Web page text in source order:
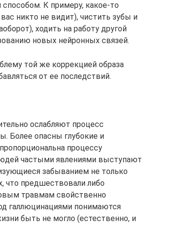
К примеру, какое-то
никто не видит), чистить зубы и
ходить на работу другой
новых нейронных связей.
той же коррекцией образа
от ее последствий.
ослабляют процесс
Более опасны глубокие и
процессу
частыми явлениями выступают
забыванием не только
что предшествовали либо
травмам свойственно
галлюцинациями понимаются
быть не могло (естественно, и